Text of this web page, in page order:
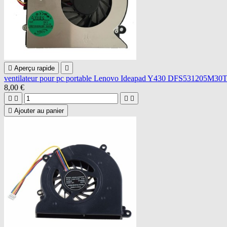
 Aperçu rapide 
ventilateur pour pc portable Lenovo Ideapad Y430 DFS531205M30T
8,00 €
   
 Ajouter au panier